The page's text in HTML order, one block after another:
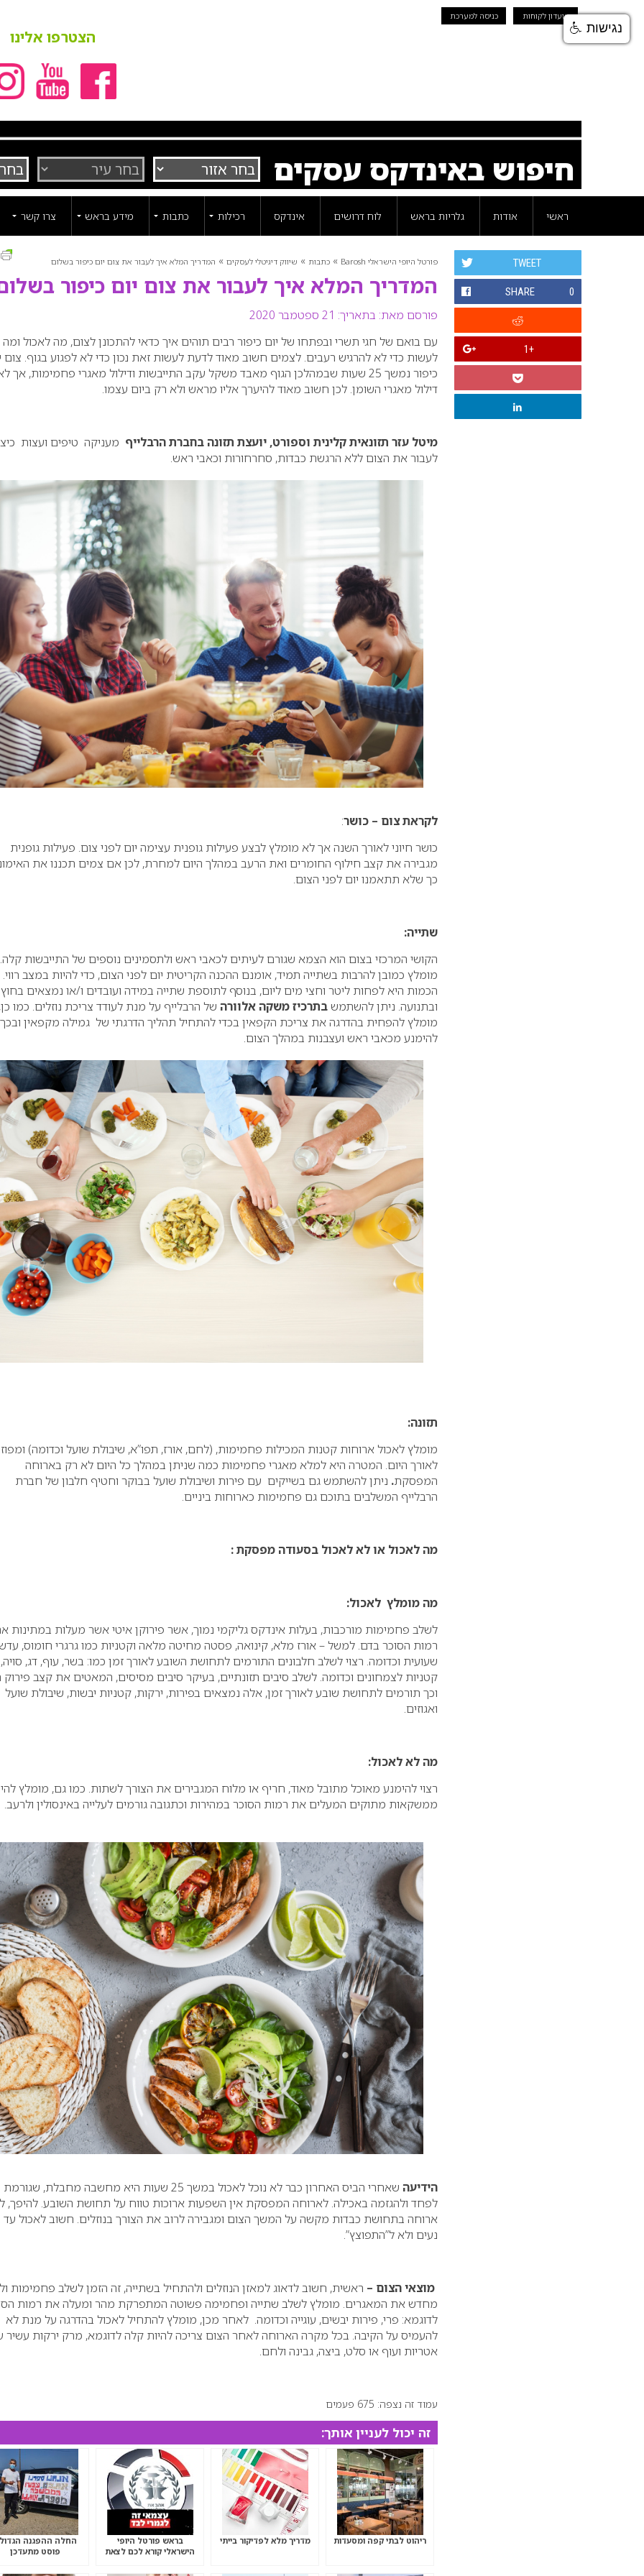
מועדון לקוחות כניסה למערכת
הצטרפו אלינו
חיפוש באינדקס עסקים
ראשי אודות גלריות בראש לוח דרושים אינדקס רכילות כתבות מידע בראש צרו קשר
פורטל היופי הישראלי Barosh » כתבות » שיווק דיגיטלי לעסקים » המדריך המלא איך לעבור את צום יום כיפור בשלום
המדריך המלא איך לעבור את צום יום כיפור
פורסם מאת: בתאריך: 21 ספטמבר 2020
TWEET
SHARE 0
+1
עם בואם של חגי תשרי ובפתחו של יום כיפור רבים תוהים איך כדאי להתכונן לצום, מה לאכול ומה
לעשות כדי לא להרגיש רעבים. לצמים חשוב מאוד לדעת לעשות זאת נכון כדי לא לפגוע בגוף. צום
כיפור נמשך 25 שעות שבמהלכן הגוף מאבד משקל עקב התייבשות ודילול מאגרי פחמימות, אך
דילול מאגרי השומן. לכן חשוב מאוד להיערך אליו מראש ולא רק ביום עצמו.
מיטל עזר תזונאית קלינית וספורט, יועצת תזונה בחברת הרבלייף מעניקה טיפים ועצות
לעבור את הצום ללא הרגשת כבדות, סחרחורות וכאבי ראש.
לקראת צום – כושר:
כושר חיוני לאורך השנה אך לא מומלץ לבצע פעילות גופנית עצימה יום לפני צום. פעילות גופנית
מגבירה את קצב חילוף החומרים ואת הרעב במהלך היום למחרת, לכן אם צמים תכננו את
כך שלא תתאמנו יום לפני הצום.
שתייה:
הקושי המרכזי בצום הוא הצמא שגורם לעיתים לכאבי ראש ולתסמינים נוספים של התייבשות קלה.
מומלץ כמובן להרבות בשתייה תמיד, אומנם ההכנה הקריטית יום לפני הצום, כדי להיות במצב רווי.
הכמות היא לפחות ליטר וחצי מים ליום, בנוסף לתוספת שתייה במידה ועובדים ו/או נמצאים בחוץ
ובתנועה. ניתן להשתמשבתרכיז משקה אלוורה של הרבלייף על מנת לעודד צריכת נוזלים. כמו
מומלץ להפחית בהדרגה את צריכת הקפאין בכדי להתחיל תהליך הדרגתי של גמילה מקפאין ובכך
להימנע מכאבי ראש ועצבנות במהלך הצום.
תזונה:
מומלץ לאכול ארוחות קטנות המכילות פחמימות, (לחם, אורז, תפו”א, שיבולת שועל וכדומה)
לאורך היום. המטרה היא למלא מאגרי פחמימות כמה שניתן במהלך כל היום לא רק בארוחה
המפסקת. ניתן להשתמש גם בשייקים עם פירות ושיבולת שועל בבוקר וחטיף חלבון של חברת
הרבלייף המשלבים בתוכם גם פחמימות כארוחות ביניים.
מה לאכול או לא לאכול בסעודה מפסקת :
מה מומלץ לאכול:
לשלב פחמימות מורכבות, בעלות אינדקס גליקמי נמוך, אשר פירוקן איטי אשר מעלות במתינות
רמות הסוכר בדם. למשל – אורז מלא, קינואה, פסטה מחיטה מלאה וקטניות כמו גרגרי חומוס,
שעועית וכדומה. רצוי לשלב חלבונים התורמים לתחושת השובע לאורך זמן כמו: בשר, עוף, דג, סויה,
קטניות לצמחונים וכדומה. לשלב סיבים תזונתיים, בעיקר סיבים מסיסים, המאטים את קצב פירוק
וכך תורמים לתחושת שובע לאורך זמן, אלה נמצאים בפירות, ירקות, קטניות יבשות, שיבולת שועל
ואגוזים.
מה לא לאכול:
רצוי להימנע מאוכל מתובל מאוד, חריף או מלוח המגבירים את הצורך לשתות. כמו גם, מומלץ
ממשקאות מתוקים המעלים את רמות הסוכר במהירות וכתגובה גורמים לעלייה באינסולין ולרעב.
הידיעה
שאחרי הביס האחרון כבר לא נוכל לאכול במשך 25 שעות היא מחשבה מחבלת, שגורמת
לפחד ולהגזמה באכילה. לארוחה המפסקת אין השפעות ארוכות טווח על תחושת השובע. להיפך,
ארוחה בתחושת כבדות מקשה על המשך הצום ומגבירה לרוב את הצורך בנוזלים. חשוב לאכול עד
נעים ולא ל”התפוצץ”.
מוצאי הצום – ראשית, חשוב לדאוג למאזן הנוזלים ולהתחיל בשתייה, זה הזמן לשלב פחמימות
מחדש את המאגרים. מומלץ לשלב שתייה ופחמימה פשוטה המתפרקת מהר ומעלה את רמות
לדוגמא: פרי, פירות יבשים, עוגייה וכדומה. לאחר מכן, מומלץ להתחיל לאכול בהדרגה על מנת לא
להעמיס על הקיבה. בכל מקרה הארוחה לאחר הצום צריכה להיות קלה לדוגמא, מרק ירקות עשיר
אטריות ועוף או סלט, ביצה, גבינה ולחם.
עמוד זה נצפה: 675 פעמים
זה יכול לעניין אותך:
ריהוט לבתי קפה ומסעדות מדריך מלא לפדיקור בייתי
בראש פורטל היופי
הישראלי קורא לכם לצאת
תשלמו”
החלה ההפגנה
פוסט מתעדכן
נגישות